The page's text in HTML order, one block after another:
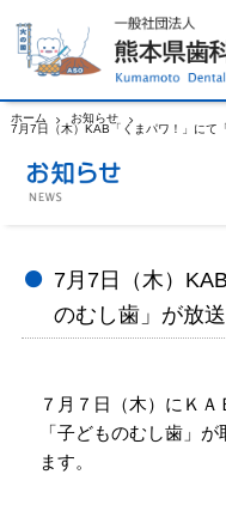
ホーム
お知らせ
7月7日（木）KAB「くまパワ！」にて
7月7日（木）
のむし歯」が放
７月７日（木）にＫ
「子どものむし歯」
ます。
ホーム
歯科医院検索
イベント案内
お知らせ